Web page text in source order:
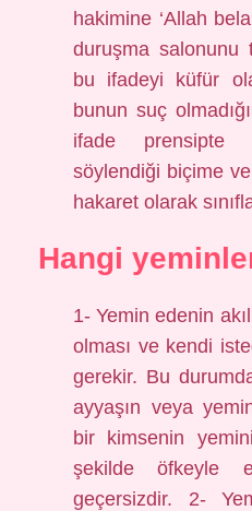
hakimine ‘Allah
duruşma salonunu
bu ifadeyi küfür
bunun suç
ifade
söylendiği biçime
hakaret olarak
Hangi
1- Yemin edenin
olması ve kendi
gerekir. Bu
ayyaşın veya
bir kimsenin
şekilde öfkeyle
geçersizdir. 2-